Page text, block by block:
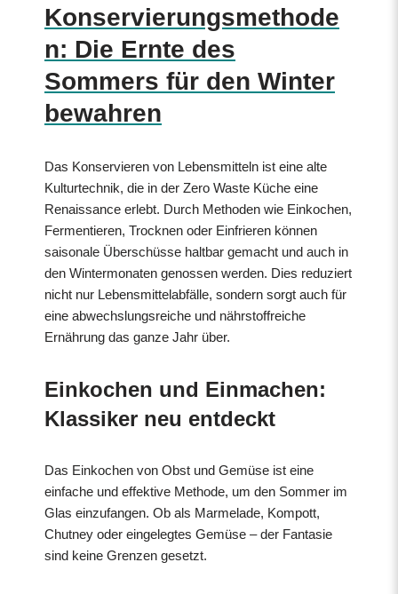
Konservierungsmethode
n: Die Ernte des
Sommers für den Winter
bewahren
Das Konservieren von Lebensmitteln ist eine alte
Kulturtechnik, die in der Zero Waste Küche eine
Renaissance erlebt. Durch Methoden wie Einkochen,
Fermentieren, Trocknen oder Einfrieren können
saisonale Überschüsse haltbar gemacht und auch in
den Wintermonaten genossen werden. Dies reduziert
nicht nur Lebensmittelabfälle, sondern sorgt auch für
eine abwechslungsreiche und nährstoffreiche
Ernährung das ganze Jahr über.
Einkochen und Einmachen:
Klassiker neu entdeckt
Das Einkochen von Obst und Gemüse ist eine
einfache und effektive Methode, um den Sommer im
Glas einzufangen. Ob als Marmelade, Kompott,
Chutney oder eingelegtes Gemüse – der Fantasie
sind keine Grenzen gesetzt.